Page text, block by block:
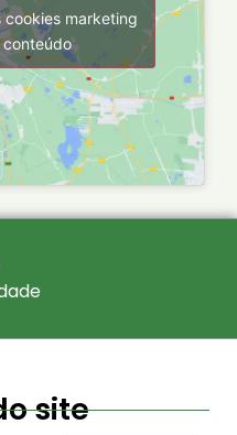
cookies marketing
site